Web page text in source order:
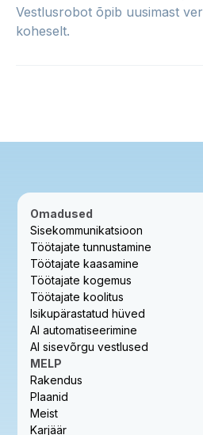
Vestlusrobot õpib uusimast
koheselt.
Omadused
Sisekommunikatsioon
Töötajate tunnustamine
Töötajate kaasamine
Töötajate kogemus
Töötajate koolitus
Isikupärastatud hüved
AI automatiseerimine
AI sisevõrgu vestlused
MELP
Rakendus
Plaanid
Meist
Karjäär